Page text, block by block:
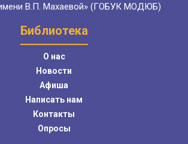
В.П. Махаевой» (ГОБУК МОДЮБ)
Библиотека
О нас
Новости
Афиша
Написать нам
Контакты
Опросы